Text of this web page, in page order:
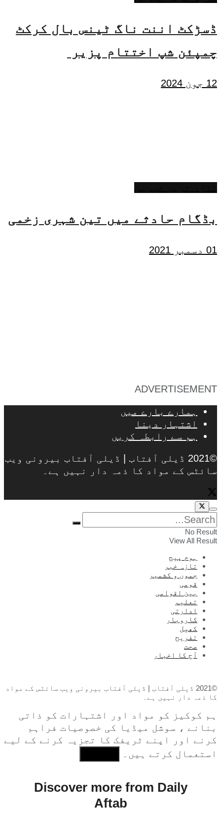
ڈسڑکٹ اننت ناگ ٹینس بال کرکٹ
چمپئن شپ اختتام پزیر
12 جون 2024
بڈگام حادثے میں تین شہری زخمی
01 دسمبر 2021
ADVERTISEMENT
ہمارے بارے میں
اشتہار دینا
ہم سے رابطہ کریں
©2021 ڈیلی آفتاب | ڈیلی آفتاب بیرونی ویب
سائٹس کے مواد کا ذمہ دار نہیں ہے۔
No Result
View All Result
ہوم پیج
تازہ خبر
جموں و کشمیر
قومی
بین اقوامی
تعلیم
ادارتی
کاروبار
کھیل
تفریح
صحت
آج کا اخبار
©2021 ڈیلی آفتاب | ڈیلی آفتاب بیرونی ویب سائٹس کے مواد
کا ذمہ دار نہیں ہے۔
ہم کوکیز کو مواد اور اشتہارات کو ذاتی
بنانے ، سوشل میڈیا کی خصوصیات فراہم
کرنے اور اپنے ٹریفک کا تجزیہ کرنے کے لیے
استعمال کرتے ہیں۔
Discover more from Daily
Aftab